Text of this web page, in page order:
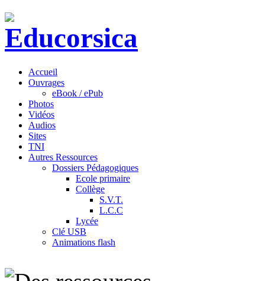
Accueil
Ouvrages
eBook / ePub
Photos
Vidéos
Audios
Sites
TNI
Autres Ressources
Dossiers Pédagogiques
Ecole primaire
Collège
S.V.T.
L.C.C
Lycée
Clé USB
Animations flash